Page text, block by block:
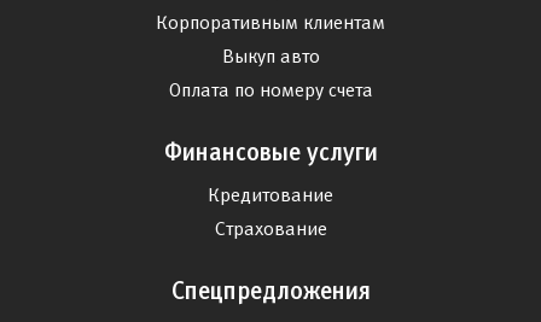
Корпоративным клиентам
Выкуп авто
Оплата по номеру счета
Финансовые услуги
Кредитование
Страхование
Спецпредложения